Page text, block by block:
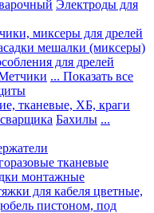
Электроды для
миксеры для дрелей
мешалки (миксеры)
для дрелей
... Показать все
тканевые, ХБ, краги
Бахилы ...
тканевые
монтажные
для кабеля цветные,
пистоном, под